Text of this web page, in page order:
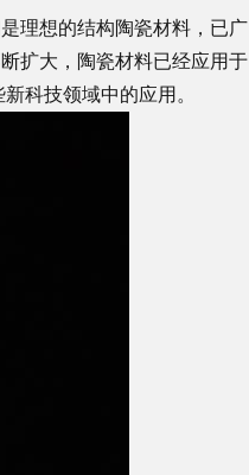
理想的结构陶瓷材料，已广
扩大，陶瓷材料已经应用于
科技领域中的应用。